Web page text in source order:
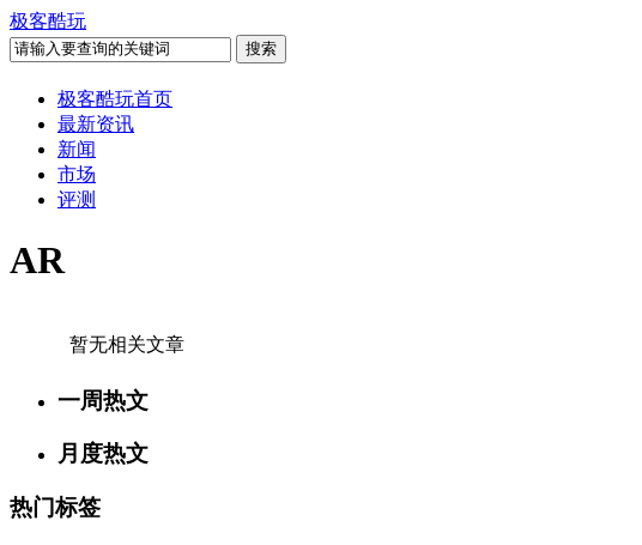
极客酷玩
极客酷玩首页
最新资讯
新闻
市场
评测
AR
暂无相关文章
一周热文
月度热文
热门标签